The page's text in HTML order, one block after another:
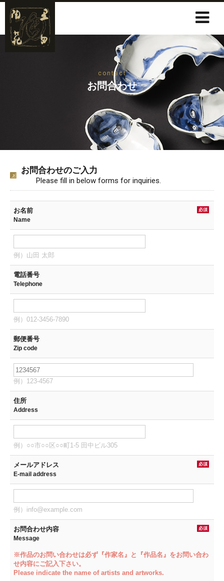
contact
お問合わせ
お問合わせのご入力
Please fill in below forms for inquiries.
お名前 必須
Name
例）山田 太郎
電話番号
Telephone
例）012-3456-7890
郵便番号
Zip code
例）123-4567
住所
Address
例）○○市○○区○○町1-5 田中ビル305
メールアドレス 必須
E-mail address
例）info@example.com
お問合わせ内容 必須
Message
※作品のお問い合わせは必ず『作家名』と『作品名』をお問い合わ
せ内容にご記入下さい。
Please indicate the name of artists and artworks.